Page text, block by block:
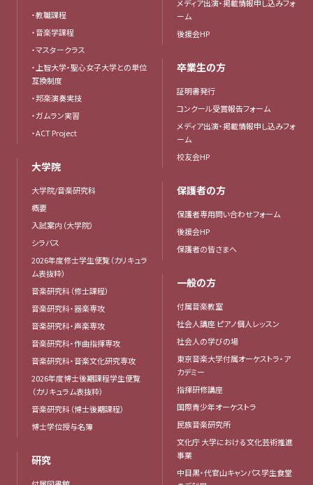
・教職課程
・音楽学課程
・マスタークラス
・上智大学・聖心女子大学との単位
互換制度
・邦楽演奏実技
・ガムラン実習
・ACT Project
大学院
大学院/音楽研究科
概要
入試案内（大学院）
シラバス
2026年度修士学生便覧（カリキュラ
ム表抜粋）
音楽研究科（修士課程）
音楽研究科・器楽専攻
音楽研究科・声楽専攻
音楽研究科・作曲指揮専攻
音楽研究科・音楽文化研究専攻
2026年度博士後期課程学生便覧
（カリキュラム表抜粋）
音楽研究科（博士後期課程）
博士学位授与名簿
研究
メディア出演・掲載情報申し込みフォ
ーム
後援会HP
卒業生の方
証明書発行
コンクール受賞報告フォーム
メディア出演・掲載情報申し込みフォ
ーム
校友会HP
保護者の方
保護者専用問い合わせフォーム
後援会HP
保護者の皆さまへ
一般の方
付属音楽教室
社会人講座 ピアノ個人レッスン
社会人の学びの場
東京音楽大学付属オーケストラ・ア
カデミー
指揮研修講座
国際青少年オーケストラ
民族音楽研究所
文化庁 大学における文化芸術推進
事業
中目黒・代官山キャンパス学生食堂